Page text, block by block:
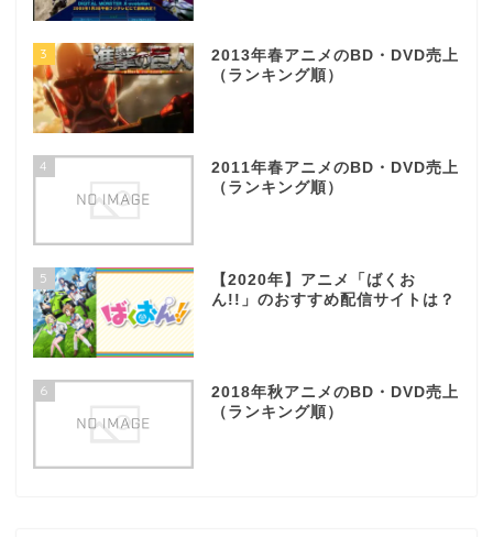
3
2013年春アニメのBD・DVD売上
（ランキング順）
4
2011年春アニメのBD・DVD売上
（ランキング順）
5
【2020年】アニメ「ばくお
ん!!」のおすすめ配信サイトは？
6
2018年秋アニメのBD・DVD売上
（ランキング順）